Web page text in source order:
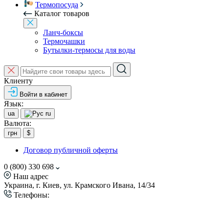
Термопосуда
Каталог товаров
Ланч-боксы
Термочашки
Бутылки-термосы для воды
Клиенту
Войти в кабинет
Язык:
ua ru
Валюта:
грн $
Договор публичной оферты
0 (800) 330 698
Наш адрес
Украина, г. Киев, ул. Крамского Ивана, 14/34
Телефоны: